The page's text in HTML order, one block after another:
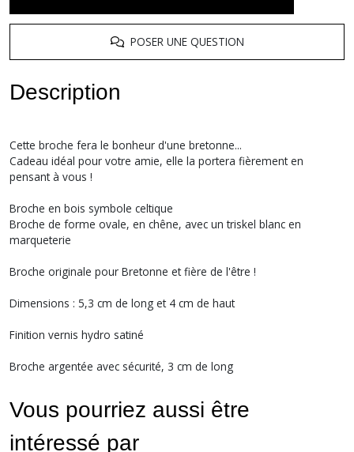
POSER UNE QUESTION
Description
Cette broche fera le bonheur d'une bretonne...
Cadeau idéal pour votre amie, elle la portera fièrement en
pensant à vous !
Broche en bois symbole celtique
Broche de forme ovale, en chêne, avec un triskel blanc en
marqueterie
Broche originale pour Bretonne et fière de l'être !
Dimensions : 5,3 cm de long et 4 cm de haut
Finition vernis hydro satiné
Broche argentée avec sécurité, 3 cm de long
Vous pourriez aussi être
intéressé par